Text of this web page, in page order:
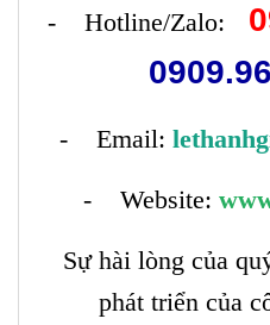
- Hotline/Zalo:
- Email:
- Website:
Sự hài lòng của
phát triển của